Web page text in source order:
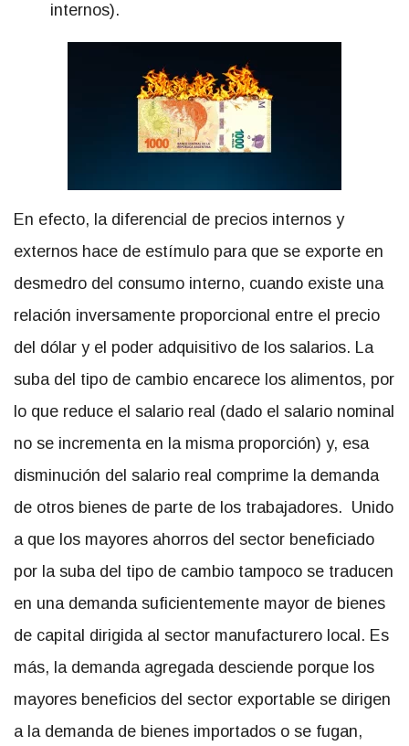
internos).
En efecto, la diferencial de precios internos y
externos hace de estímulo para que se exporte en
desmedro del consumo interno, cuando existe una
relación inversamente proporcional entre el precio
del dólar y el poder adquisitivo de los salarios. La
suba del tipo de cambio encarece los alimentos, por
lo que reduce el salario real (dado el salario nominal
no se incrementa en la misma proporción) y, esa
disminución del salario real comprime la demanda
de otros bienes de parte de los trabajadores. Unido
a que los mayores ahorros del sector beneficiado
por la suba del tipo de cambio tampoco se traducen
en una demanda suficientemente mayor de bienes
de capital dirigida al sector manufacturero local. Es
más, la demanda agregada desciende porque los
mayores beneficios del sector exportable se dirigen
a la demanda de bienes importados o se fugan,